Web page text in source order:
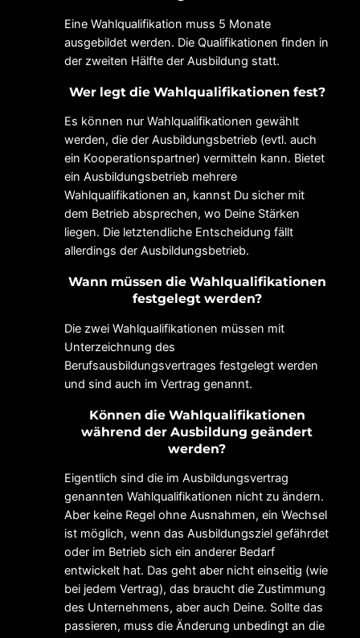
Eine Wahlqualifikation muss 5 Monate
ausgebildet werden. Die Qualifikationen finden in
der zweiten Hälfte der Ausbildung statt.
Wer legt die Wahlqualifikationen fest?
Es können nur Wahlqualifikationen gewählt
werden, die der Ausbildungsbetrieb (evtl. auch
ein Kooperationspartner) vermitteln kann. Bietet
ein Ausbildungsbetrieb mehrere
Wahlqualifikationen an, kannst Du sicher mit
dem Betrieb absprechen, wo Deine Stärken
liegen. Die letztendliche Entscheidung fällt
allerdings der Ausbildungsbetrieb.
Wann müssen die Wahlqualifikationen
festgelegt werden?
Die zwei Wahlqualifikationen müssen mit
Unterzeichnung des
Berufsausbildungsvertrages festgelegt werden
und sind auch im Vertrag genannt.
Können die Wahlqualifikationen
während der Ausbildung geändert
werden?
Eigentlich sind die im Ausbildungsvertrag
genannten Wahlqualifikationen nicht zu ändern.
Aber keine Regel ohne Ausnahmen, ein Wechsel
ist möglich, wenn das Ausbildungsziel gefährdet
oder im Betrieb sich ein anderer Bedarf
entwickelt hat. Das geht aber nicht einseitig (wie
bei jedem Vertrag), das braucht die Zustimmung
des Unternehmens, aber auch Deine. Sollte das
passieren, muss die Änderung unbedingt an die